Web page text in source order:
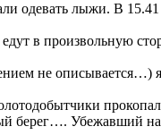
одевать лыжи. В
в произвольную
не описывается…)
берег…. Убежавший на